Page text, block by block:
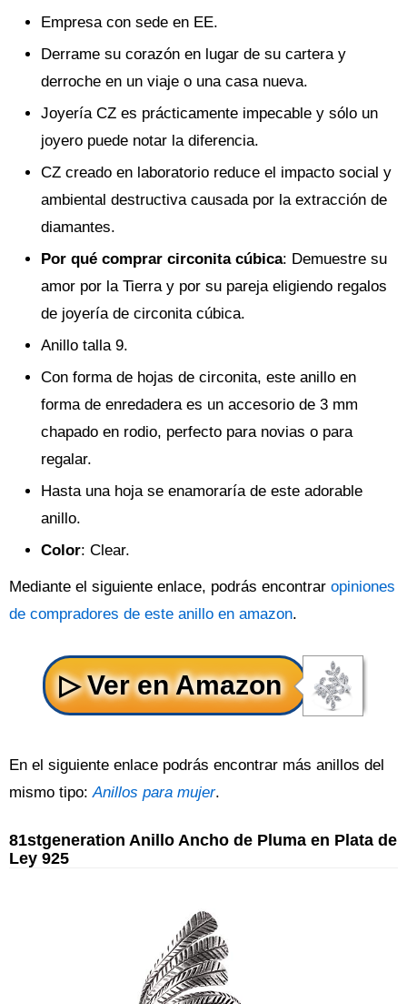
Empresa con sede en EE.
Derrame su corazón en lugar de su cartera y
derroche en un viaje o una casa nueva.
Joyería CZ es prácticamente impecable y sólo un
joyero puede notar la diferencia.
CZ creado en laboratorio reduce el impacto social y
ambiental destructiva causada por la extracción de
diamantes.
Por qué comprar circonita cúbica: Demuestre su
amor por la Tierra y por su pareja eligiendo regalos
de joyería de circonita cúbica.
Anillo talla 9.
Con forma de hojas de circonita, este anillo en
forma de enredadera es un accesorio de 3 mm
chapado en rodio, perfecto para novias o para
regalar.
Hasta una hoja se enamoraría de este adorable
anillo.
Color: Clear.
Mediante el siguiente enlace, podrás encontrar opiniones
de compradores de este anillo en amazon.
En el siguiente enlace podrás encontrar más anillos del
mismo tipo:Anillos para mujer.
81stgeneration Anillo Ancho de Pluma en Plata de
Ley 925